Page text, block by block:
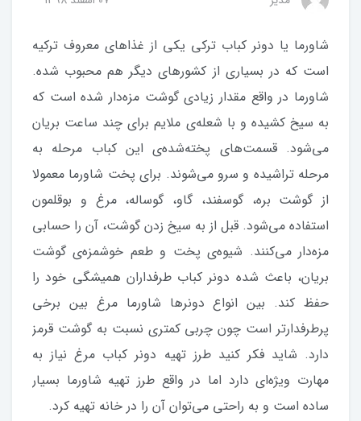
شاورما یا دونر کباب ترکی یکی از غذاهای معروف ترکیه
است که در بسیاری از کشورهای دیگر هم محبوب شده.
شاورما در واقع مقدار زیادی گوشت مزه‌دار شده است که
به سیخ کشیده و با شعله‌ی ملایم برای چند ساعت بریان
می‌شود. قسمت‌های پخته‌شده‌ی این کباب مرحله به
مرحله تراشیده و سرو می‌شوند. برای پخت شاورما معمولا
از گوشت بره، گوسفند، گاو، گوساله، مرغ و بوقلمون
استفاده می‌شود. قبل از به سیخ زدن گوشت، آن را حسابی
مزه‌دار می‌کنند. شیوه‌ی پخت و طعم خوشمزه‌ی گوشت
بریان، باعث شده دونر کباب طرفداران همیشگی خود را
حفظ کند. بین انواع دونرها شاورما مرغ بین برخی
پرطرفدارتر است چون چربی کمتری نسبت به گوشت قرمز
دارد. شاید فکر کنید طرز تهیه دونر کباب مرغ نیاز به
مهارت ویژه‌ای دارد اما در واقع طرز تهیه شاورما بسیار
ساده است و به راحتی می‌توان آن را در خانه تهیه کرد.